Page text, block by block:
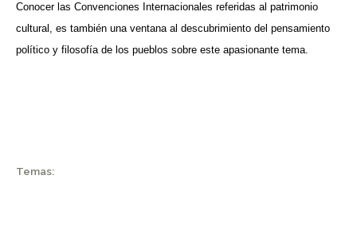
Conocer las Convenciones Internacionales referidas al patrimonio
cultural, es también una ventana al descubrimiento del pensamiento
político y filosofía de los pueblos sobre este apasionante tema.
Temas: